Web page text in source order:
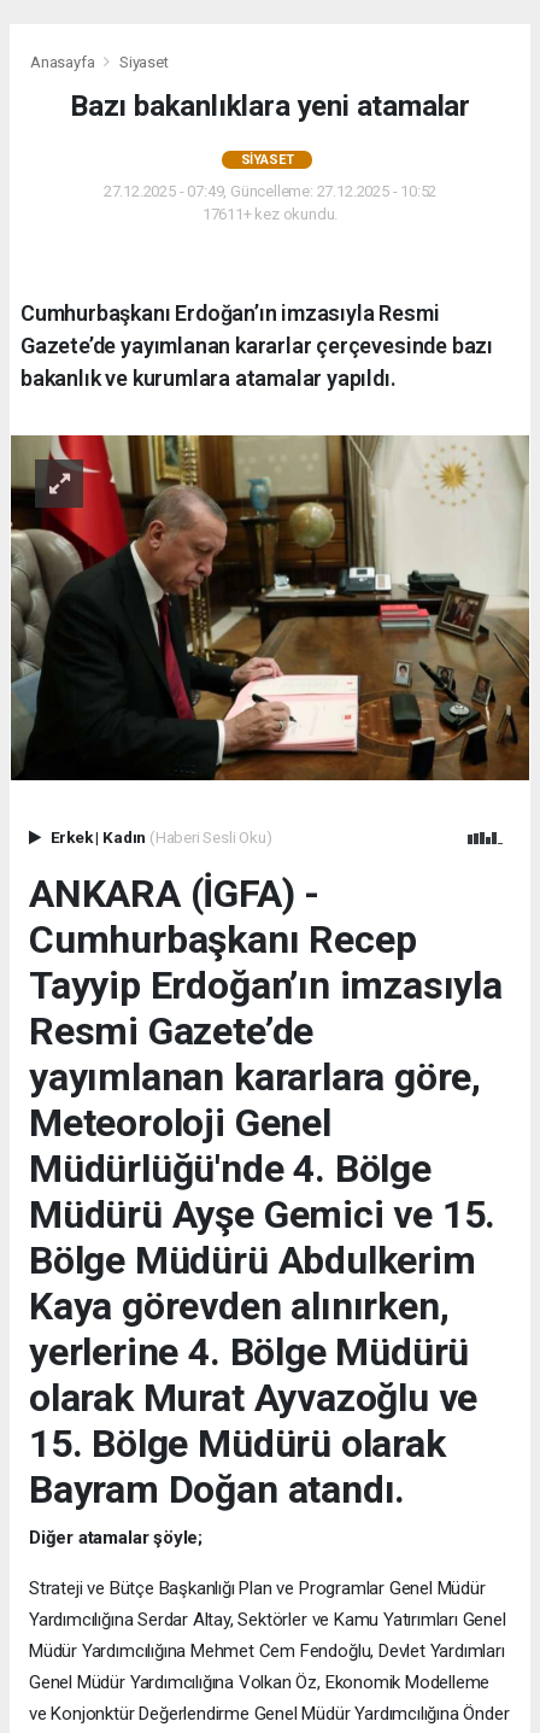
Anasayfa Siyaset
Bazı bakanlıklara yeni atamalar
SIYASET
27.12.2025 - 07:49, Güncelleme: 27.12.2025 - 10:52
17611+ kez okundu.
Cumhurbaşkanı Erdoğan’ın imzasıyla Resmi
Gazete’de yayımlanan kararlar çerçevesinde bazı
bakanlık ve kurumlara atamalar yapıldı.
Erkek| Kadın (Haberi Sesli Oku)
ANKARA (İGFA) -
Cumhurbaşkanı Recep
Tayyip Erdoğan’ın imzasıyla
Resmi Gazete’de
yayımlanan kararlara göre,
Meteoroloji Genel
Müdürlüğü'nde 4. Bölge
Müdürü Ayşe Gemici ve 15.
Bölge Müdürü Abdulkerim
Kaya görevden alınırken,
yerlerine 4. Bölge Müdürü
olarak Murat Ayvazoğlu ve
15. Bölge Müdürü olarak
Bayram Doğan atandı.
Diğer atamalar şöyle;
Strateji ve Bütçe Başkanlığı Plan ve Programlar Genel Müdür
Yardımcılığına Serdar Altay, Sektörler ve Kamu Yatırımları Genel
Müdür Yardımcılığına Mehmet Cem Fendoğlu, Devlet Yardımları
Genel Müdür Yardımcılığına Volkan Öz, Ekonomik Modelleme
ve Konjonktür Değerlendirme Genel Müdür Yardımcılığına Önder